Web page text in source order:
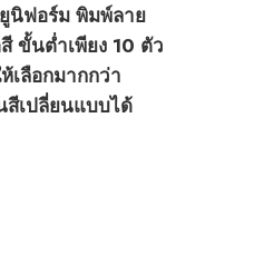
นิฟอร์ม พิมพ์ลาย
ขั้นต่ำเพียง 10 ตัว
เลือกมากกว่า
เปลี่ยนแบบได้